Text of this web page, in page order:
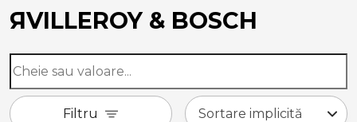
ЯVILLEROY & BOSCH
Filtru